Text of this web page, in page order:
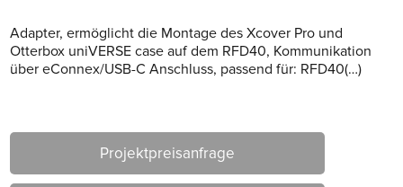
Adapter, ermöglicht die Montage des Xcover Pro und
Otterbox uniVERSE case auf dem RFD40, Kommunikation
über eConnex/USB-C Anschluss, passend für: RFD40(…)
Projektpreisanfrage